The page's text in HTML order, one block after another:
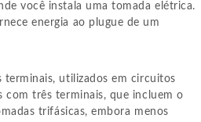
você instala uma tomada elétrica.
energia ao plugue de um
terminais, utilizados em circuitos
com três terminais, que incluem o
trifásicas, embora menos